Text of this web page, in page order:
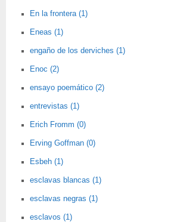
En la frontera (1)
Eneas (1)
engaño de los derviches (1)
Enoc (2)
ensayo poemático (2)
entrevistas (1)
Erich Fromm (0)
Erving Goffman (0)
Esbeh (1)
esclavas blancas (1)
esclavas negras (1)
esclavos (1)